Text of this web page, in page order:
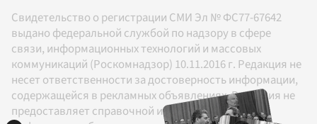
Свидетельство о регистрации СМИ Эл № ФС77-67642
выдано федеральной службой по надзору в сфере
связи, информационных технологий и массовых
коммуникаций (Роскомнадзор) 10.11.2016 г. Редакция не
несет ответственности за достоверность информации,
содержащейся в рекламных объявлениях. Редакция не
предоставляет справочной информации.